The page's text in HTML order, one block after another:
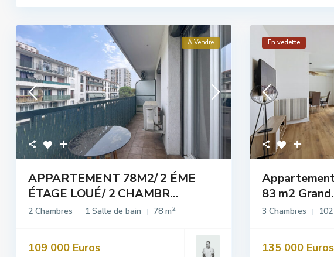
A Vendre
APPARTEMENT 78M2/ 2 ÉME
ÉTAGE LOUÉ/ 2 CHAMBR...
2 Chambres 1 Salle de bain 78 m2
109 000 Euros
En vedette
83 m2
3 Chambres
135 000 Euros